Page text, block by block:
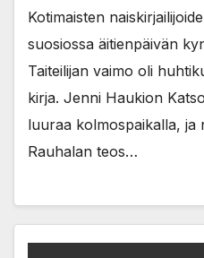
Kotimaisten
suosiossa äitienpäivän
Taiteilijan vaimo oli
kirja. Jenni Haukion
luuraa kolmospaikalla, ja
Rauhalan teos…